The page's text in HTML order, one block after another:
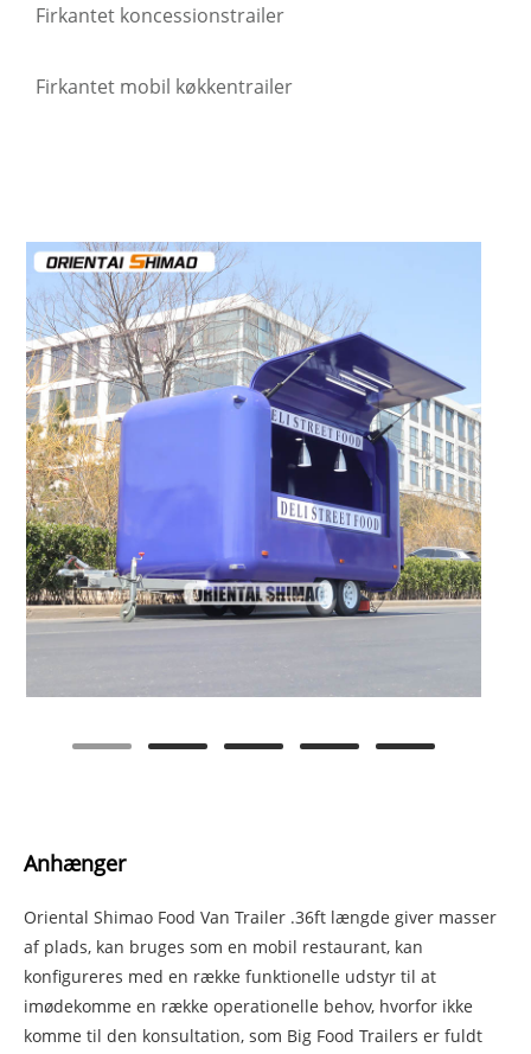
Firkantet koncessionstrailer
Firkantet mobil køkkentrailer
Anhænger
Oriental Shimao Food Van Trailer .36ft længde giver masser
af plads, kan bruges som en mobil restaurant, kan
konfigureres med en række funktionelle udstyr til at
imødekomme en række operationelle behov, hvorfor ikke
komme til den konsultation, som Big Food Trailers er fuldt